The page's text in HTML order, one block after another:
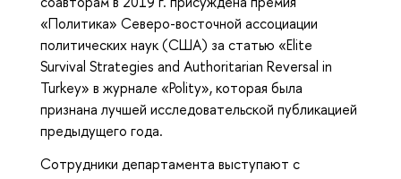
«Политика» Северо-восточной ассоциации
политических наук (США) за статью «Elite
Survival Strategies and Authoritarian Reversal in
Turkey» в журнале «Polity», которая была
признана лучшей исследовательской публикацией
предыдущего года.
Сотрудники департамента выступают с